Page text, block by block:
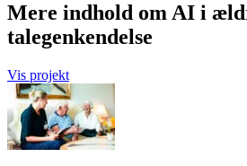
Mere indhold om AI i
talegenkendelse
Vis projekt